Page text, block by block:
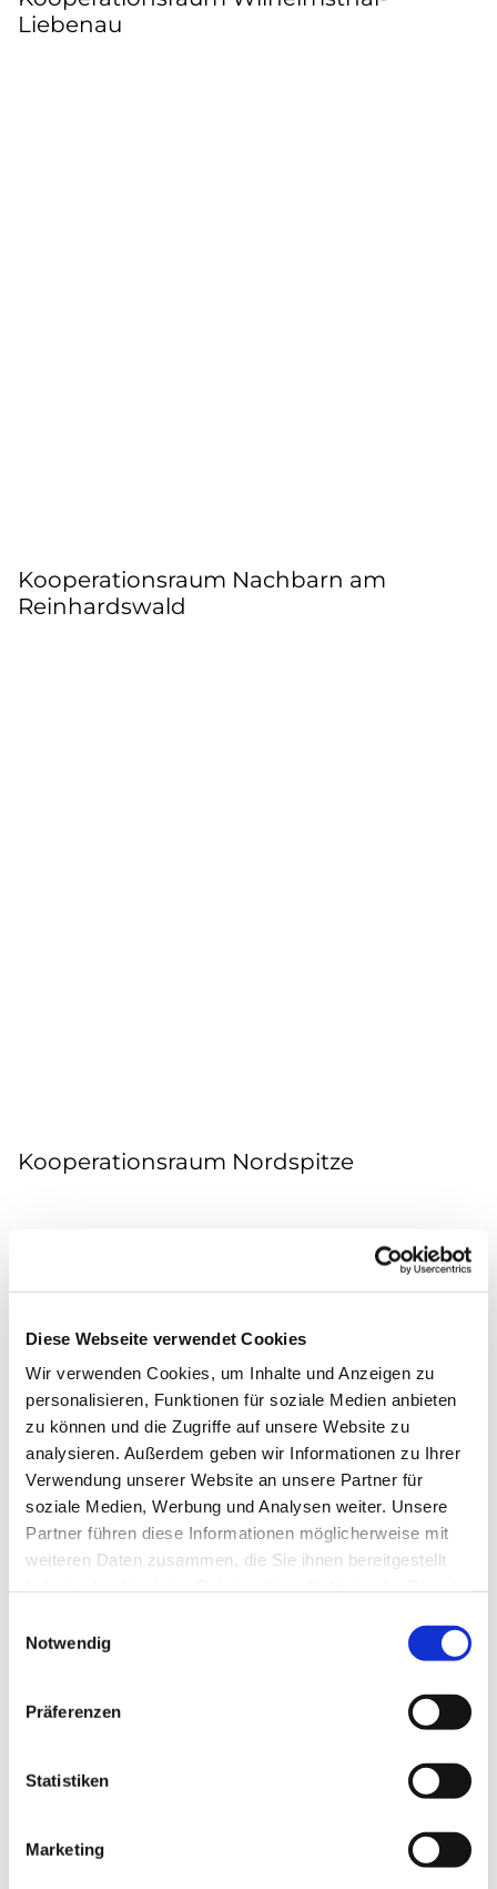
Diese Webseite verwendet Cookies
Wir verwenden Cookies, um Inhalte und Anzeigen zu
personalisieren, Funktionen für soziale Medien anbieten
zu können und die Zugriffe auf unsere Website zu
analysieren. Außerdem geben wir Informationen zu Ihrer
Verwendung unserer Website an unsere Partner für
soziale Medien, Werbung und Analysen weiter. Unsere
Partner führen diese Informationen möglicherweise mit
weiteren Daten zusammen, die Sie ihnen bereitgestellt
Notwendig
Präferenzen
Statistiken
Marketing
Liebenau
Kooperationsraum Nachbarn am
Reinhardswald
Kooperationsraum Nordspitze
Kooperationsraum Weserkirchen